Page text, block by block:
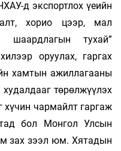
д экспортлох үеийн
хорио цээр, мал
шаардлагын тухай”
оруулах, гаргах
хамтын ажиллагааны
төрөлжүүлэх
хүчин чармайлт гаргаж
бол Монгол Улсын
зах зээл юм. Хятадын